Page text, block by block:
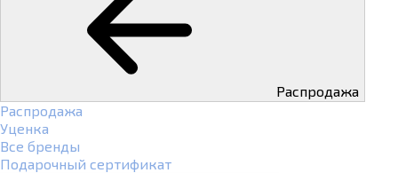
Распродажа
Распродажа
Уценка
Все бренды
Подарочный сертификат